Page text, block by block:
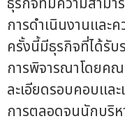
การดำเนินงานและ
ครั้งนี้มีธุรกิจที่ได้รับ
การพิจารณาโดยค
ละเอียดรอบคอบแล
การตลอดจนนักบริห